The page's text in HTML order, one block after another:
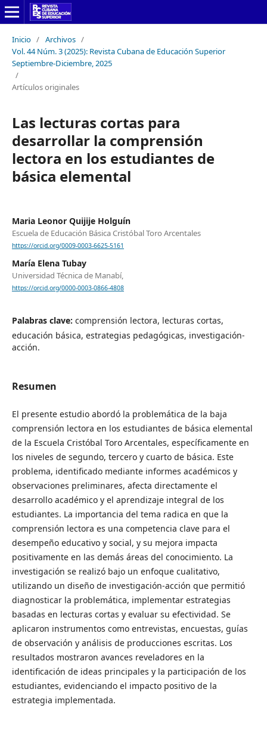
Inicio / Archivos /
Vol. 44 Núm. 3 (2025): Revista Cubana de Educación Superior
Septiembre-Diciembre, 2025
/
Artículos originales
Las lecturas cortas para
desarrollar la comprensión
lectora en los estudiantes de
básica elemental
Maria Leonor Quijije Holguín
Escuela de Educación Básica Cristóbal Toro Arcentales
https://orcid.org/0009-0003-6625-5161
María Elena Tubay
Universidad Técnica de Manabí,
https://orcid.org/0000-0003-0866-4808
Palabras clave: comprensión lectora, lecturas cortas,
educación básica, estrategias pedagógicas, investigación-
acción.
Resumen
El presente estudio abordó la problemática de la baja
comprensión lectora en los estudiantes de básica elemental
de la Escuela Cristóbal Toro Arcentales, específicamente en
los niveles de segundo, tercero y cuarto de básica. Este
problema, identificado mediante informes académicos y
observaciones preliminares, afecta directamente el
desarrollo académico y el aprendizaje integral de los
estudiantes. La importancia del tema radica en que la
comprensión lectora es una competencia clave para el
desempeño educativo y social, y su mejora impacta
positivamente en las demás áreas del conocimiento. La
investigación se realizó bajo un enfoque cualitativo,
utilizando un diseño de investigación-acción que permitió
diagnosticar la problemática, implementar estrategias
basadas en lecturas cortas y evaluar su efectividad. Se
aplicaron instrumentos como entrevistas, encuestas, guías
de observación y análisis de producciones escritas. Los
resultados mostraron avances reveladores en la
identificación de ideas principales y la participación de los
estudiantes, evidenciando el impacto positivo de la
estrategia implementada.